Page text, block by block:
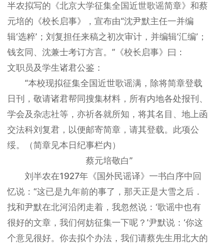
半农拟写的《北京大学征集全国近世歌谣简章》和蔡
元培的《校长启事》，宣布由“沈尹默主任一并编
辑‘选粹’；刘复担任来稿之初次审计，并编辑‘汇编’；
钱玄同、沈兼士考订方言。”《校长启事》曰：
文职员及学生诸君公鉴：
“本校现拟征集全国近世歌谣满，除将简章登载
日刊，敬请诸君帮同搜集材料，所有内地各处报刊、
学会及杂志社等，亦祈各就所知，将其名目、地上函
交法科刘复君，以便邮寄简章，请其登载。此项公
绥。（简章见本日纪事栏内）
蔡元培敬白”
刘半农在1927年《国外民谣译》一书白序中回
忆说：“这已是九年前的事了，那天正是大雪之后．
找和尹默在北河沿闭走着，我忽然说：‘歌谣中也有
很好的文章，我们何妨征集一下呢？’尹默说：‘你这
个意见很好。你去拟个办法，我们请蔡先生用北大的